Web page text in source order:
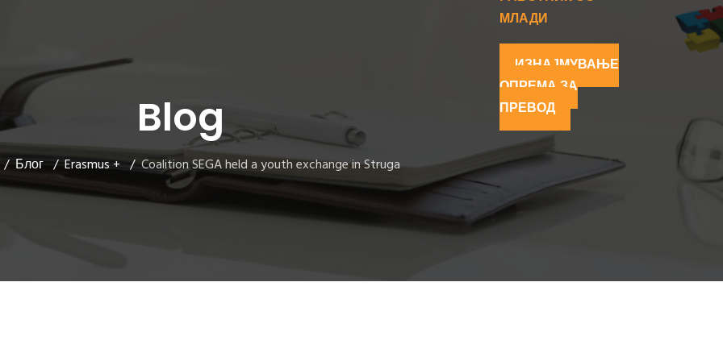
МЛАДИ
ИЗНАЈМУВАЊЕ
ОПРЕМА ЗА
ПРЕВОД
Blog
Блог Erasmus + Coalition SEGA held a youth exchange in Struga